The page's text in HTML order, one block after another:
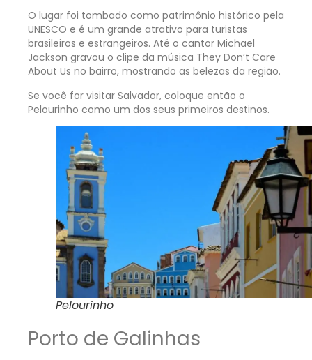
O lugar foi tombado como patrimônio histórico pela
UNESCO e é um grande atrativo para turistas
brasileiros e estrangeiros. Até o cantor Michael
Jackson gravou o clipe da música They Don’t Care
About Us no bairro, mostrando as belezas da região.
Se você for visitar Salvador, coloque então o
Pelourinho como um dos seus primeiros destinos.
Pelourinho
Porto de Galinhas